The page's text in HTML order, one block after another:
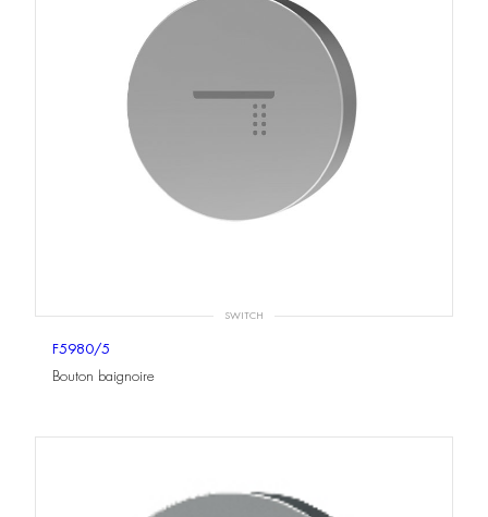
SWITCH
F5980/5
Bouton baignoire